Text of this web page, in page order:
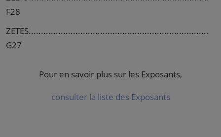
F28
ZETES.........................................................................
G27
Pour en savoir plus sur les Exposants,
consulter la liste des Exposants